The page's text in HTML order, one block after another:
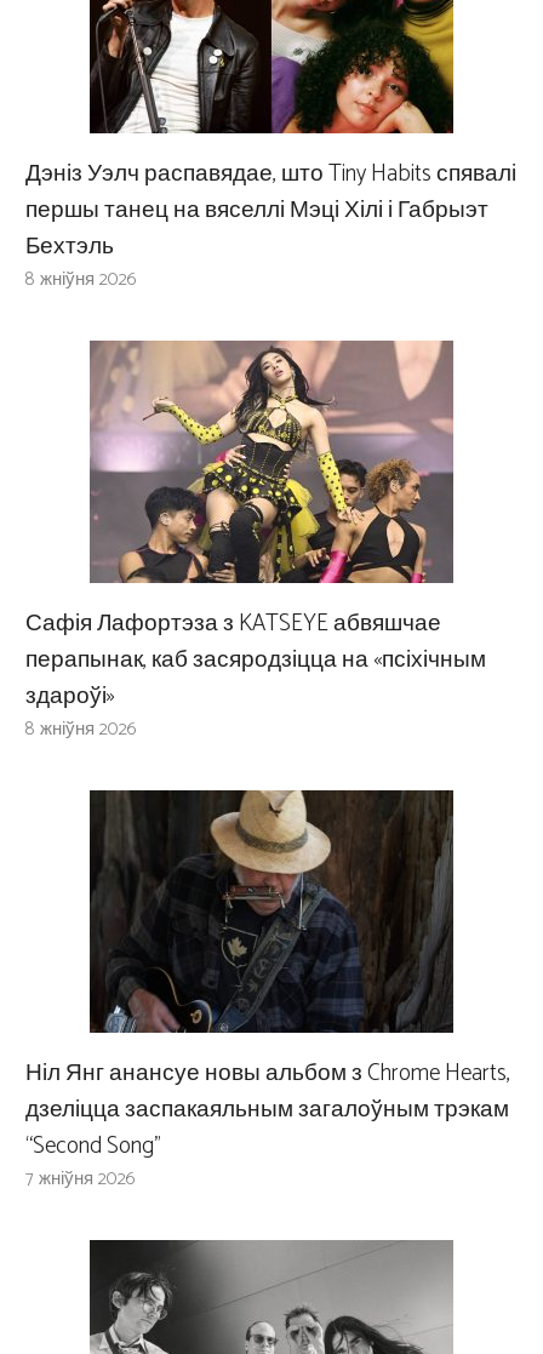
Дэніз Уэлч распавядае, што Tiny Habits спявалі
першы танец на вяселлі Мэці Хілі і Габрыэт
Бехтэль
8 жніўня 2026
Сафія Лафортэза з KATSEYE абвяшчае
перапынак, каб засяродзіцца на «псіхічным
здароўі»
8 жніўня 2026
Ніл Янг анансуе новы альбом з Chrome Hearts,
дзеліцца заспакаяльным загалоўным трэкам
“Second Song”
7 жніўня 2026